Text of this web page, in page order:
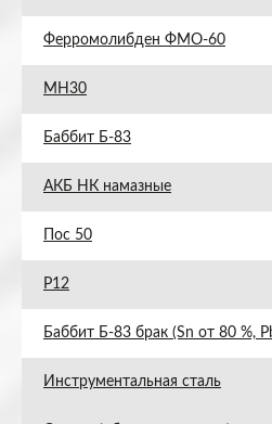
Ферромолибден ФМО-60
МН30
Баббит Б-83
АКБ НК намазные
Пос 50
Р12
Баббит Б-83 брак (Sn от 80 %,
Инструментальная сталь